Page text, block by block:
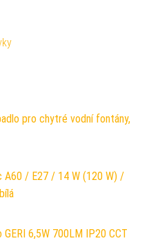
pro chytré vodní fontány,
A60 / E27 / 14 W (120 W) /
6,5W 700LM IP20 CCT